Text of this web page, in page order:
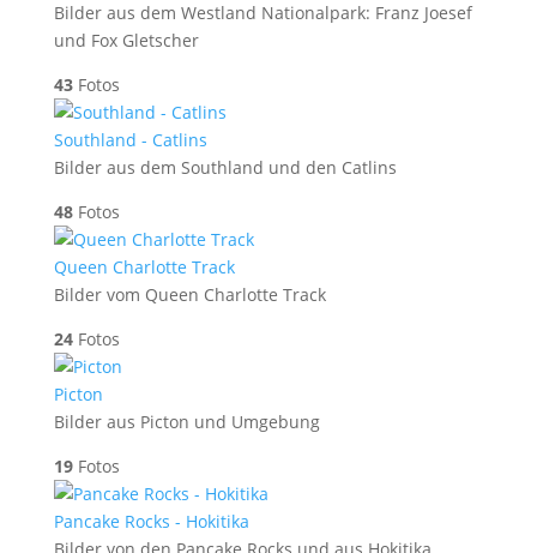
Bilder aus dem Westland Nationalpark: Franz Joesef
und Fox Gletscher
43Fotos
Southland - Catlins
Bilder aus dem Southland und den Catlins
48Fotos
Queen Charlotte Track
Bilder vom Queen Charlotte Track
24Fotos
Picton
Bilder aus Picton und Umgebung
19Fotos
Pancake Rocks - Hokitika